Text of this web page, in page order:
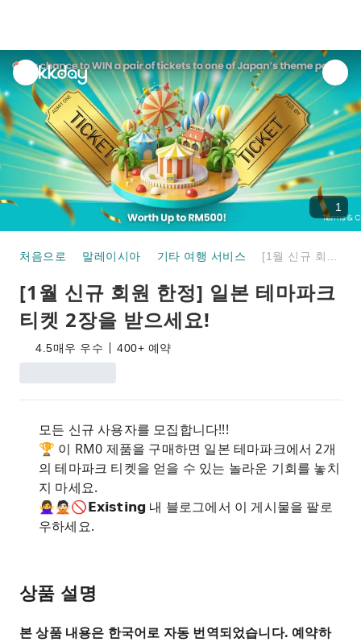
unread
notifications
1
처음으로 말레이시아 기타 여행 서비스
[1월 신규 회원 한정] 일본 테마파크
티켓 2장을 받으세요!
4.5매우 우수 400+ 예약
모든 신규 사용자를 모집합니다!!!
🏆 이 RM0 제품을 구매하면 일본 테마파크에서 2개
의 테마파크 티켓을 얻을 수 있는 놀라운 기회를 놓치
지 마세요.
🙅‍♀️🙅🏻🚫𝗘𝘅𝗶𝘀𝘁𝗶𝗻𝗴 내 블로그에서 이 게시물을 팔로
우하세요.
상품 설명
본 상품 내용은 한국어로 자동 번역되었습니다. 예약하